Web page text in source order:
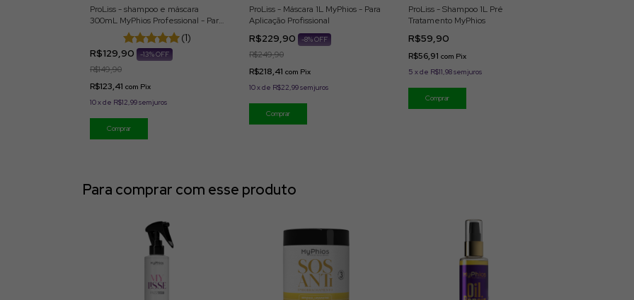
ProLiss - shampoo e máscara
300mL MyPhios Professional - Para
Aplicação Profissional
(1)
R$129,90 -13% OFF
R$149,90
R$123,41 com Pix
10xde R$12,99sem juros
ProLiss - Máscara 1L MyPhios - Para
Aplicação Profissional
R$229,90 -8% OFF
R$249,90
R$218,41 com Pix
10xde R$22,99sem juros
ProLiss - Shampoo 1L Pré
Tratamento MyPhios
R$59,90
R$56,91 com Pix
5 xde R$11,98sem juros
Para comprar com esse produto